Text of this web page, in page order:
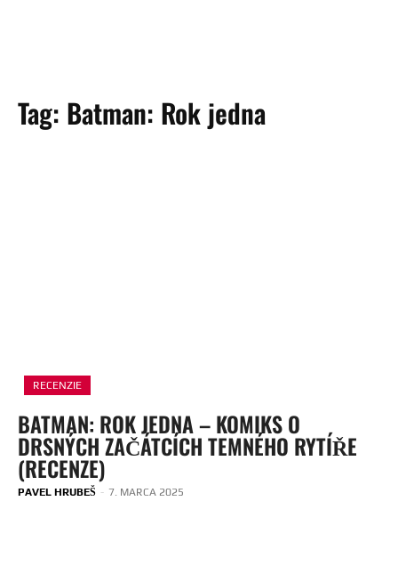
Tag: Batman: Rok jedna
RECENZIE
BATMAN: ROK JEDNA – KOMIKS O
DRSNÝCH ZAČÁTCÍCH TEMNÉHO RYTÍŘE
(RECENZE)
PAVEL HRUBEŠ - 7. MARCA 2025